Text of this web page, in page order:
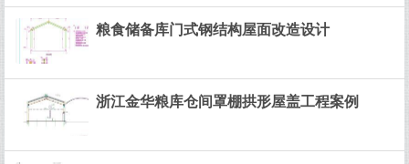
粮食储备库门式钢结构屋面改造设计
浙江金华粮库仓间罩棚拱形屋盖工程案例